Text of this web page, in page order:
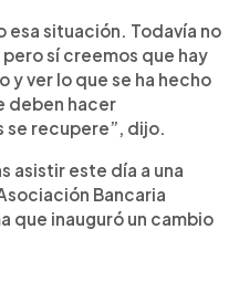
esa situación. Todavía no
sí creemos que hay
y ver lo que se ha hecho
deben hacer
se recupere”, dijo.
asistir este día a una
Bancaria
que inauguró un cambio